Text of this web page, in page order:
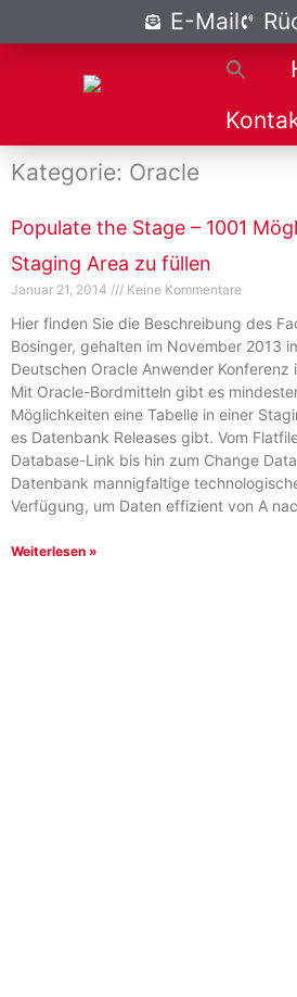
springen
E-Mail
Kategorie: Oracle
Populate the Stage – 1001
Staging Area zu füllen
Januar 21, 2014 Keine Kommentare
Hier finden Sie die Beschreibung des
Bosinger, gehalten im November 2013
Deutschen Oracle Anwender Konferenz
Mit Oracle-Bordmitteln gibt es
Möglichkeiten eine Tabelle in einer
es Datenbank Releases gibt. Vom
Database-Link bis hin zum Change
Datenbank mannigfaltige
Verfügung, um Daten effizient von A
Weiterlesen »